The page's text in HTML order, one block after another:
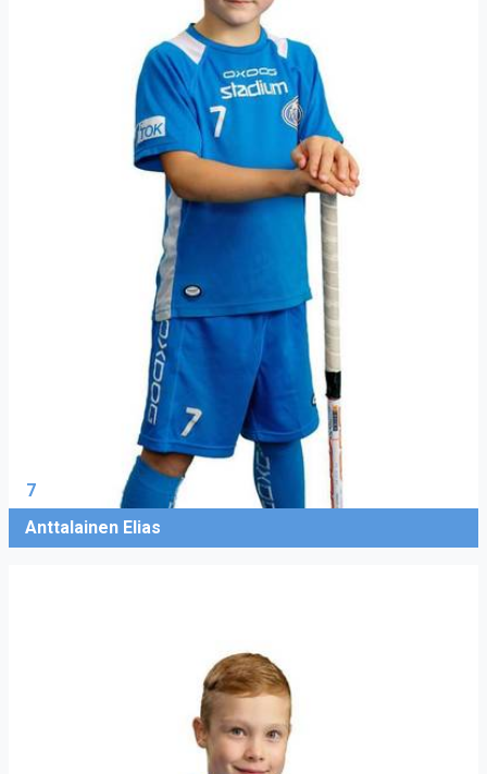
7
Anttalainen Elias